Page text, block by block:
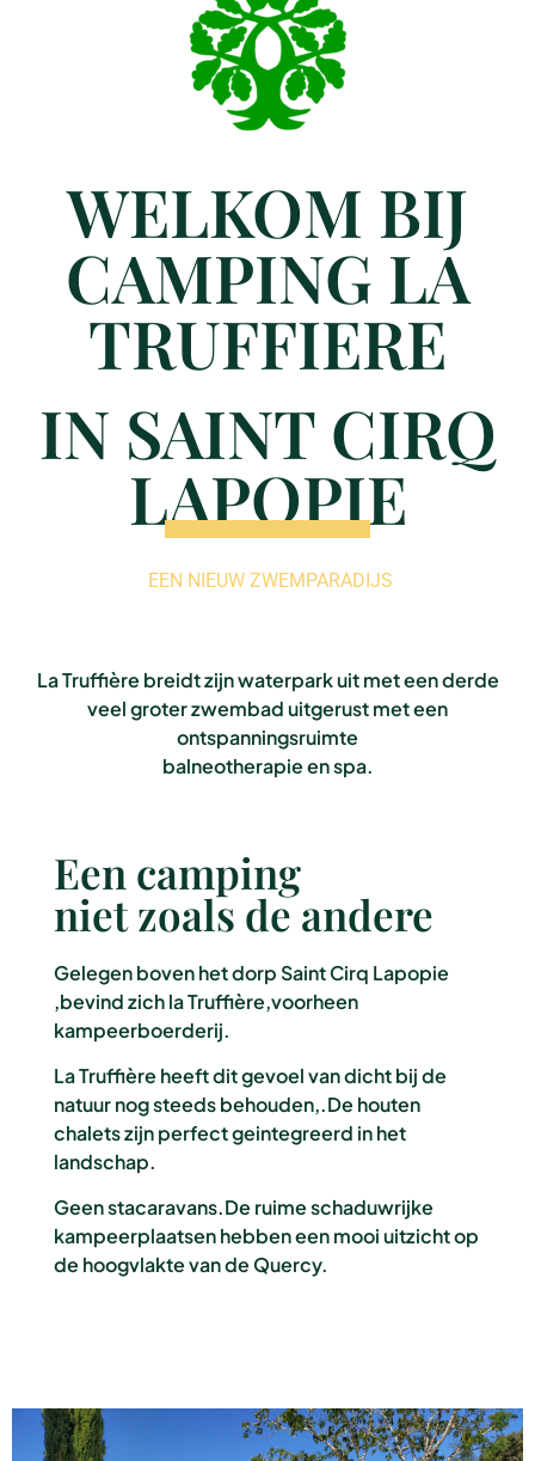
WELKOM BIJ
CAMPING LA
TRUFFIERE
IN SAINT CIRQ
LAPOPIE
EEN NIEUW ZWEMPARADIJS
La Truffière breidt zijn waterpark uit met een derde
veel groter zwembad uitgerust met een
ontspanningsruimte
balneotherapie en spa.
Een camping
niet zoals de andere
Gelegen boven het dorp Saint Cirq Lapopie
,bevind zich la Truffière,voorheen
kampeerboerderij.
La Truffière heeft dit gevoel van dicht bij de
natuur nog steeds behouden,.De houten
chalets zijn perfect geintegreerd in het
landschap.
Geen stacaravans.De ruime schaduwrijke
kampeerplaatsen hebben een mooi uitzicht op
de hoogvlakte van de Quercy.